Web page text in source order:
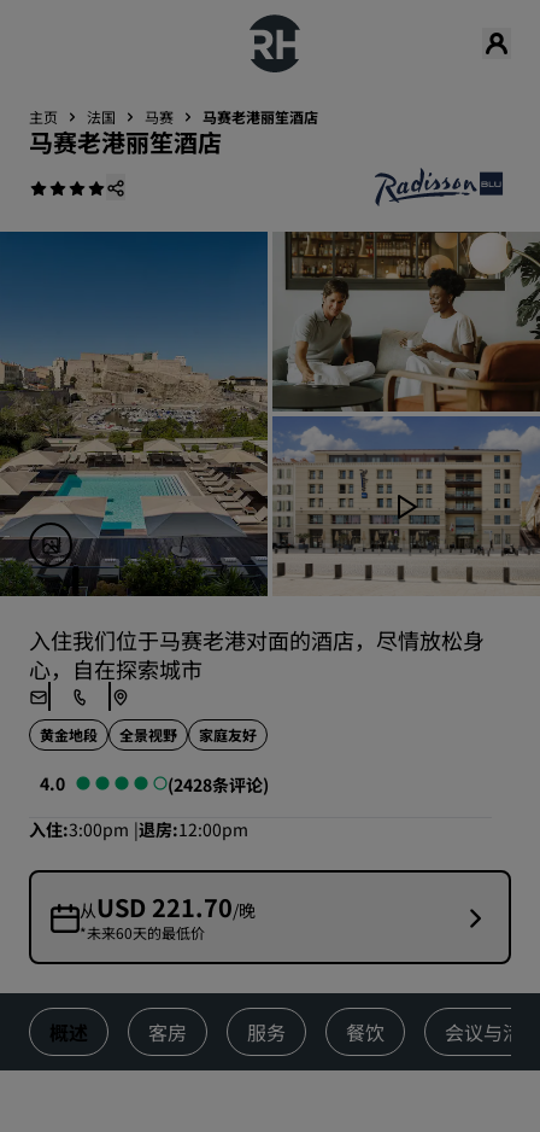
主页 法国 马赛 马赛老港丽笙酒店
马赛老港丽笙酒店
入住我们位于马赛老港对面的酒店，尽情放松身
心，自在探索城市
黄金地段 全景视野 家庭友好
4.0
(2428条评论)
入住 3:00pm 退房 12:00pm
从USD 221.70/晚
*未来60天的最低价
概述 客房 服务 餐饮 会议与活动